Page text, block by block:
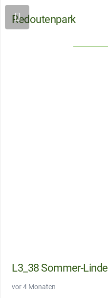
Redoutenpark
L3_38 Sommer-Linde
vor 4 Monaten